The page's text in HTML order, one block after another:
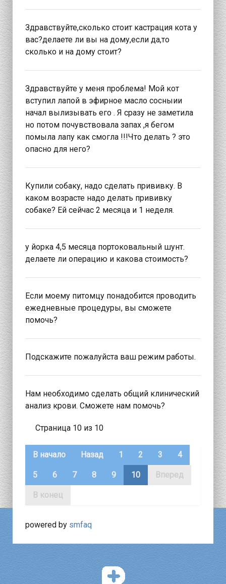
Здравствуйте,сколько стоит кастрация кота у
вас?делаете ли вы на дому,если да,то
сколько и на дому стоит?
Здравствуйте у меня проблема! Мой кот
вступил лапой в эфирное масло сосныии
начал вылизывать его . Я сразу не заметила
но потом почувствовала запах ,я бегом
помыла лапу как смогла !!!Что делать ? это
опасно для него?
Купили собаку, надо сделать прививку. В
каком возрасте надо делать прививку
собаке? Ей сейчас 2 месяца и 1 неделя.
у йорка 4,5 месяца портоковальный шунт.
делаете ли операцию и какова стоимость?
Если моему питомцу понадобится проводить
ежедневные процедуры, вы сможете
помочь?
Подскажите пожалуйста ваш режим работы.
Нам необходимо сделать общий клинический
анализ крови. Сможете нам помочь?
Страница 10 из 10
В начало Назад 1 2 3 4
5 6 7 8 9 10 Вперед
В конец
powered by smfaq